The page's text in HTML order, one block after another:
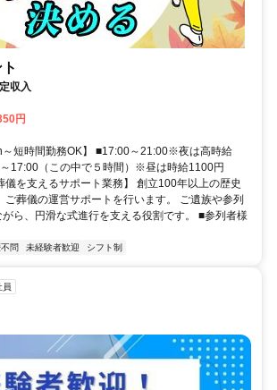
収入
円
～短時間勤務OK】 ■17:00～21:00※夜は高時給
17:00（この中で５時間）※昼は時給1100円
儀を支えるサポート業務】 創立100年以上の歴史
ご葬儀の運営サポートを行います。 ご遺族や参列
ら、円滑な式進行を支える役割です。 ■参列者様
問 未経験者歓迎 シフト制
員